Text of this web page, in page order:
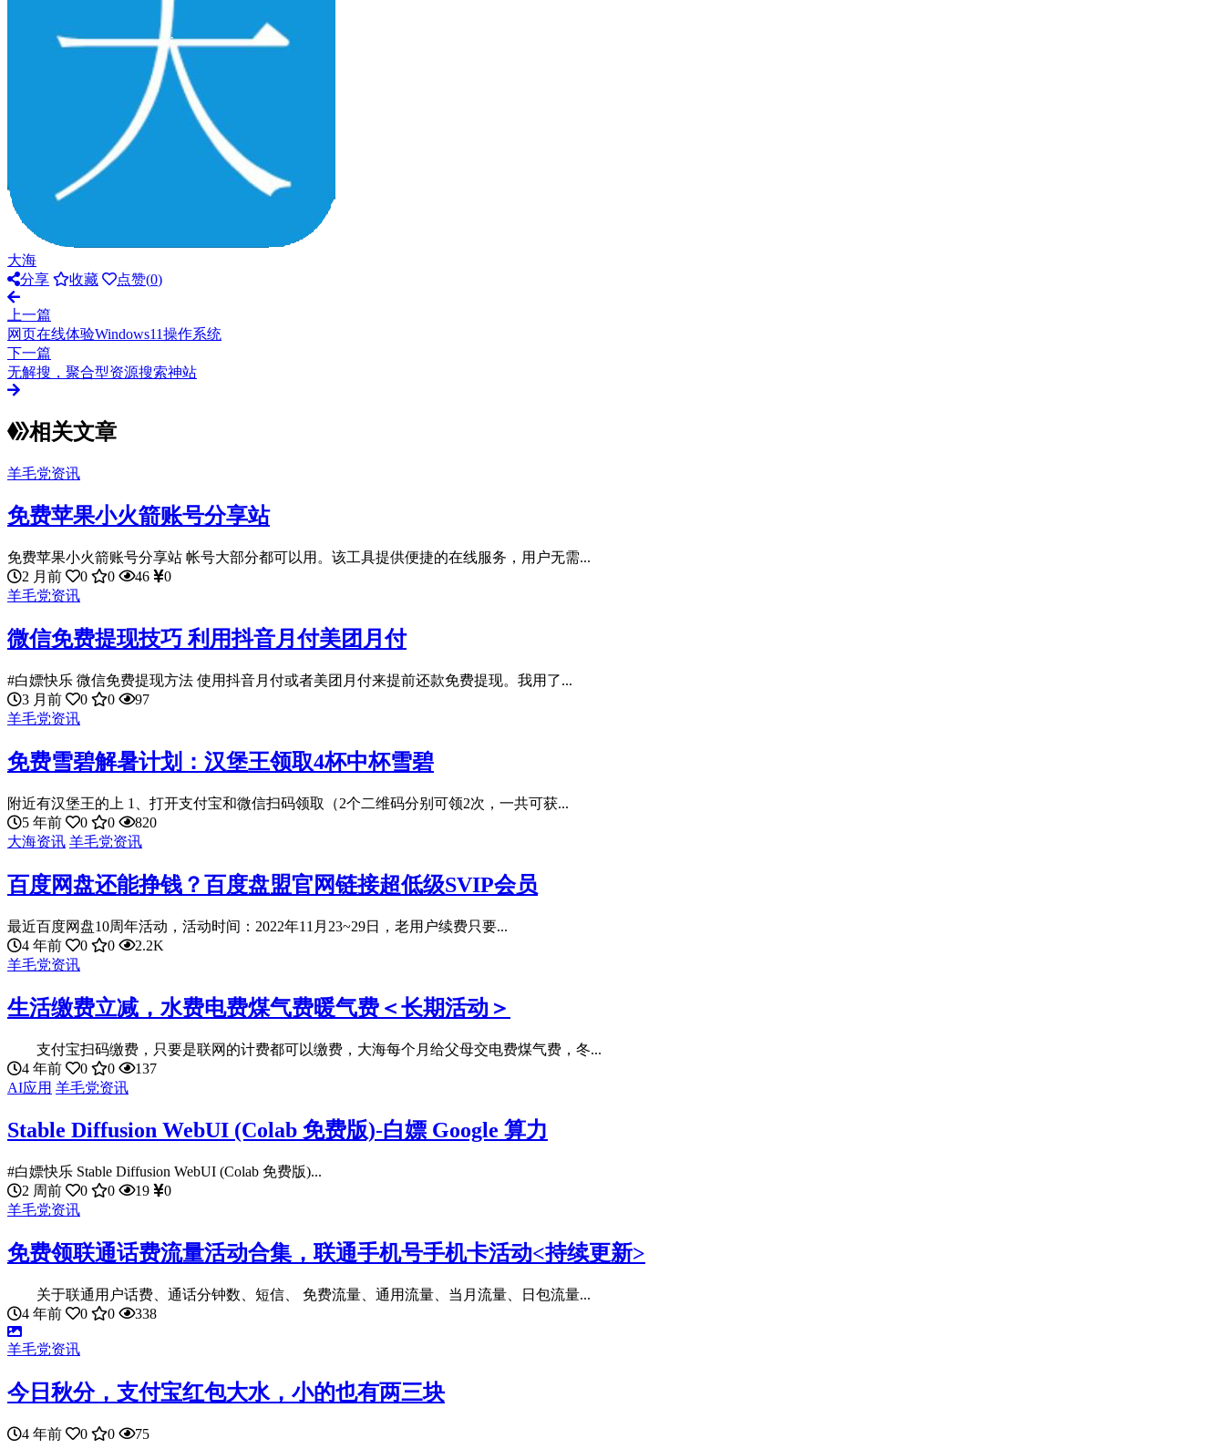
大海
分享
收藏 点赞(0)
上一篇
网页在线体验Windows11操作系统
下一篇
无解搜，聚合型资源搜索神站
相关文章
羊毛党资讯
免费苹果小火箭账号分享站
免费苹果小火箭账号分享站 帐号大部分都可以用。该工具提供便捷的在线服务，用户无需...
2 月前
0 0 46
0
羊毛党资讯
微信免费提现技巧 利用抖音月付美团月付
#白嫖快乐 微信免费提现方法 使用抖音月付或者美团月付来提前还款免费提现。我用了...
3 月前
0 0
97
羊毛党资讯
免费雪碧解暑计划：汉堡王领取4杯中杯雪碧
附近有汉堡王的上 1、打开支付宝和微信扫码领取（2个二维码分别可领2次，一共可获...
5 年前
0 0
820
大海资讯 羊毛党资讯
百度网盘还能挣钱？百度盘盟官网链接超低级SVIP会员
最近百度网盘10周年活动，活动时间：2022年11月23~29日，老用户续费只要...
4 年前
0 0
2.2K
羊毛党资讯
生活缴费立减，水费电费煤气费暖气费＜长期活动＞
支付宝扫码缴费，只要是联网的计费都可以缴费，大海每个月给父母交电费煤气费，冬...
4 年前
0 0
137
AI应用 羊毛党资讯
Stable Diffusion WebUI (Colab 免费版)-白嫖 Google 算力
#白嫖快乐 Stable Diffusion WebUI (Colab 免费版)...
2 周前
0 0 19
0
羊毛党资讯
免费领联通话费流量活动合集，联通手机号手机卡活动<持续更新>
关于联通用户话费、通话分钟数、短信、 免费流量、通用流量、当月流量、日包流量...
4 年前
0 0 338
羊毛党资讯
今日秋分，支付宝红包大水，小的也有两三块
4 年前 0 0 75